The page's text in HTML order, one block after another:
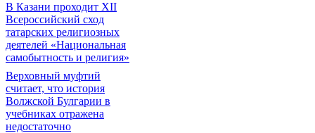
В Казани проходит XII
Всероссийский сход
татарских религиозных
деятелей «Национальная
самобытность и религия»
Верховный муфтий
считает, что история
Волжской Булгарии в
учебниках отражена
недостаточно